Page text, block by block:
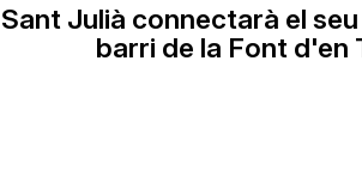
Sant Julià connectarà el
barri de la Font d'en